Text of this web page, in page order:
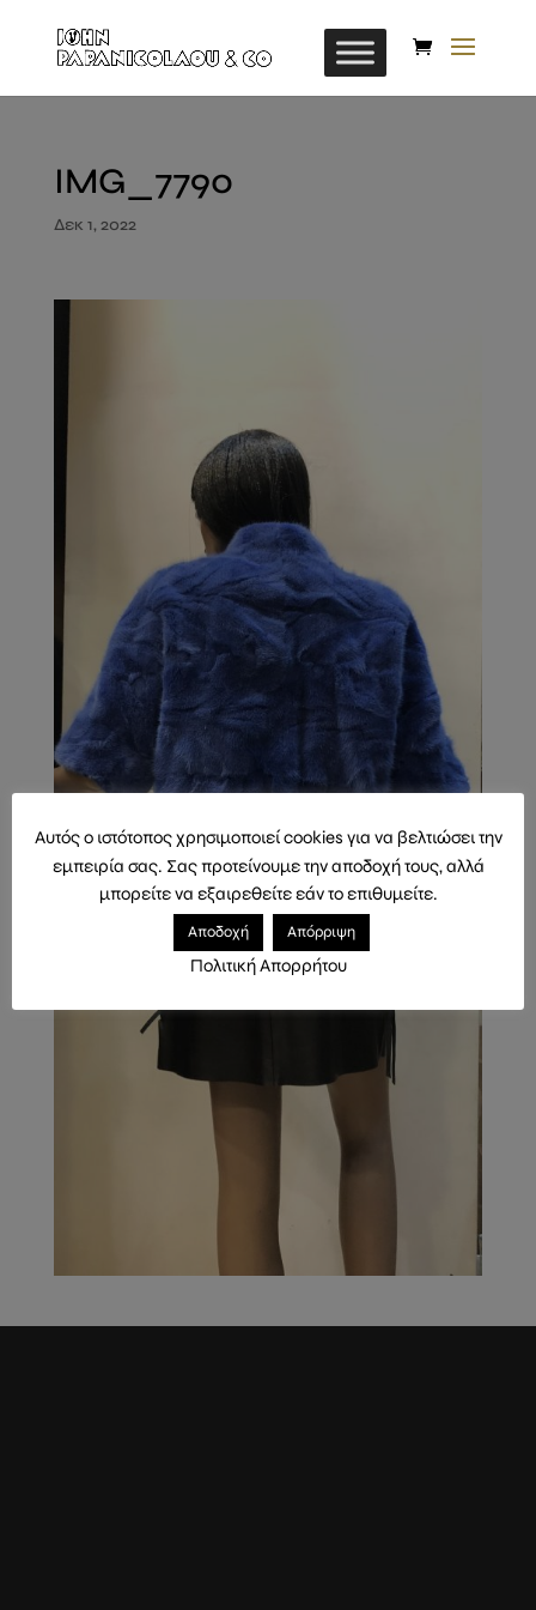
IMG_7790
Δεκ 1, 2022
Αυτός ο ιστότοπος χρησιμοποιεί cookies για να βελτιώσει την
εμπειρία σας. Σας προτείνουμε την αποδοχή τους, αλλά
μπορείτε να εξαιρεθείτε εάν το επιθυμείτε.
Αποδοχή Απόρριψη
Πολιτική Απορρήτου